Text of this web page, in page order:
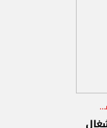
لجنة الأشغال العامة والنقل والطاقة والمياه